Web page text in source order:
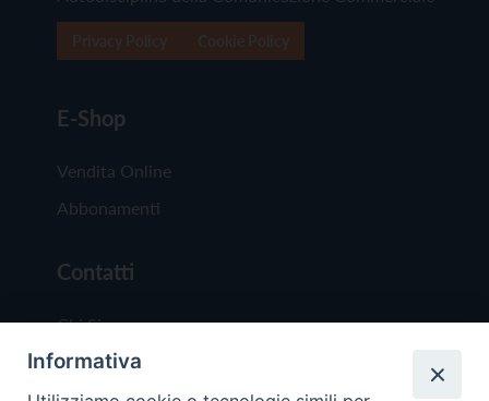
E-Shop
Vendita Online
Abbonamenti
Contatti
Chi Siamo
Redazione
Informativa